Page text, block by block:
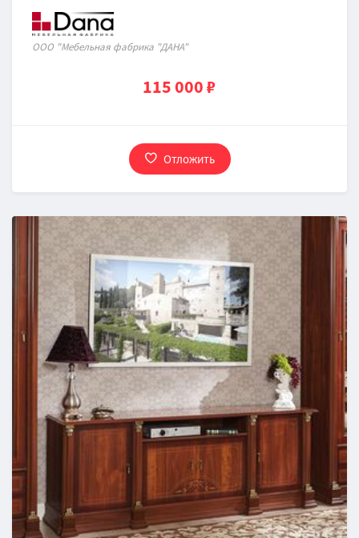
ООО "Мебельная фабрика "ДАНА"
115 000 ₽
Отложить